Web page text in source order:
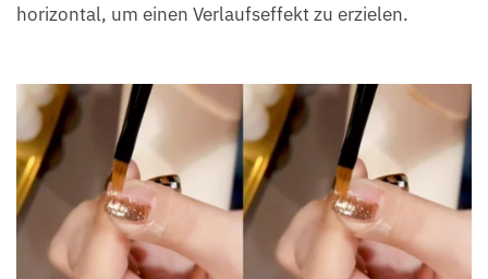
horizontal, um einen Verlaufseffekt zu erzielen.